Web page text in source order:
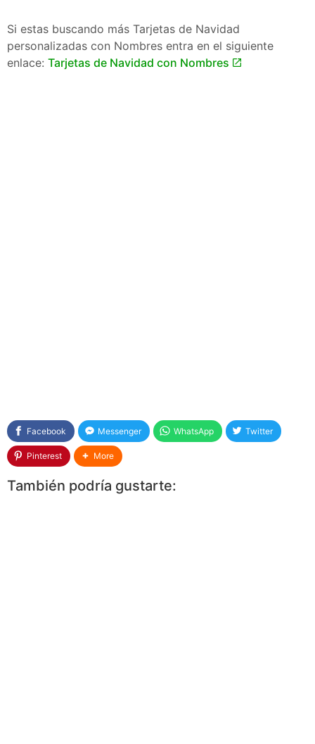
Si estas buscando más Tarjetas de Navidad
personalizadas con Nombres entra en el siguiente
enlace: Tarjetas de Navidad con Nombres
Facebook Messenger WhatsApp Twitter
Pinterest More
También podría gustarte: